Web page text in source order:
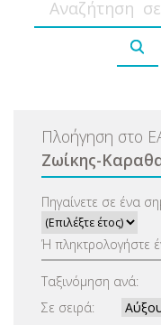
Πλοήγηση στο
Ζωίκης-
Πηγαίνετε σε ένα
Ή πληκτρολογήστε
Ταξινόμηση ανά:
Σε σειρά: